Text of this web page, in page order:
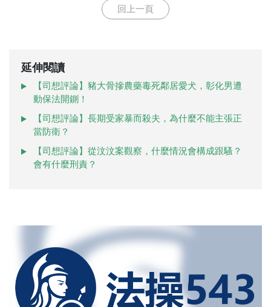
回上一頁
延伸閱讀
【司想評論】豬大骨摻農藥毒死鄰居愛犬，彰化男遭
動保法開鍘！
【司想評論】長期受家暴而殺夫，為什麼不能主張正
當防衛？
【司想評論】從汶汶案觀察，什麼情況會構成跟騷？
會有什麼刑責？